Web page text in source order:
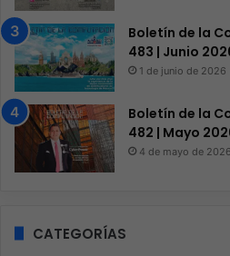
Boletín de la
483 | Junio
1 de junio de 2026
Boletín de la
482 | Mayo
4 de mayo de 2026
CATEGORÍAS